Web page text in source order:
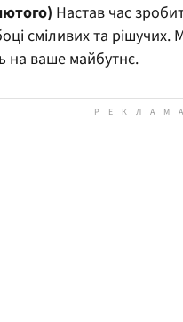
Настав час
сміливих та рішучих.
на ваше майбутнє.